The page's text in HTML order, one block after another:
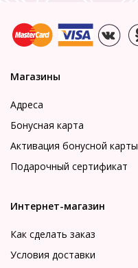
Магазины
Адреса
Бонусная карта
Активация бонусной карты
Подарочный сертификат
Интернет-магазин
Как сделать заказ
Условия доставки